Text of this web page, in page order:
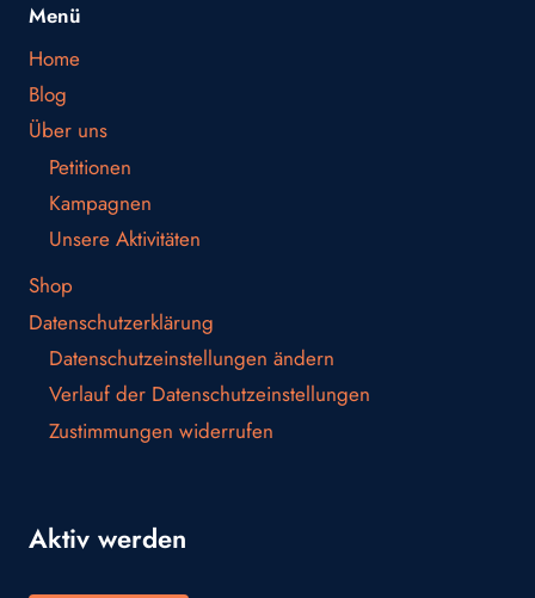
Menü
Home
Blog
Über uns
Petitionen
Kampagnen
Unsere Aktivitäten
Shop
Datenschutzerklärung
Datenschutzeinstellungen ändern
Verlauf der Datenschutzeinstellungen
Zustimmungen widerrufen
Aktiv werden